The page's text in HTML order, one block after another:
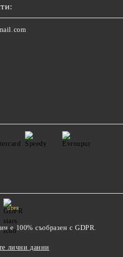
GDPR
е 100% съобразен с GDPR.
лични данни